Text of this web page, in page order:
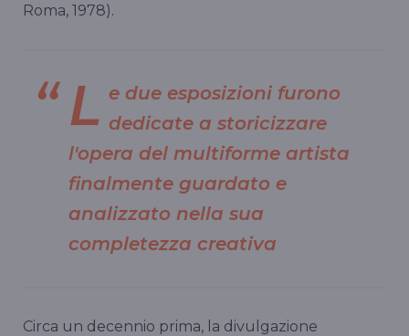
Roma, 1978).
L e due esposizioni furono
dedicate a storicizzare
l'opera del multiforme artista
finalmente guardato e
analizzato nella sua
completezza creativa
Circa un decennio prima, la divulgazione